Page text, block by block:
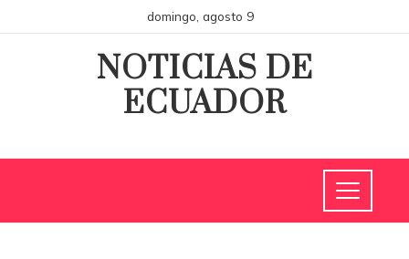
domingo, agosto 9
NOTICIAS DE
ECUADOR